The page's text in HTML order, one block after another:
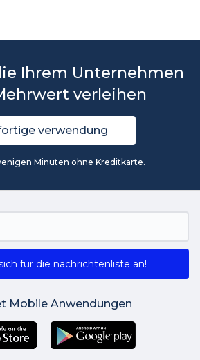
Ihrem Unternehmen
verleihen
verwendung
Minuten ohne Kreditkarte.
für die nachrichtenliste an!
Mobile Anwendungen